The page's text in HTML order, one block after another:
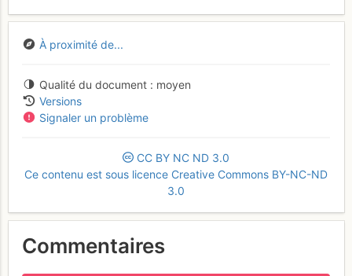
À proximité de...
Qualité du document
moyen
Versions
Signaler un problème
CC BY NC ND 3.0
Ce contenu est sous licence Creative Commons BY-NC-ND
3.0
Commentaires